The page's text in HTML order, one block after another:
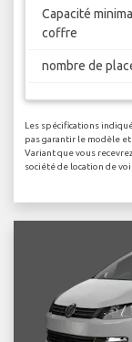
Capacité
coffre
nombre de
Les spécifications
pas garantir le modèle
Variant que vous
société de location de